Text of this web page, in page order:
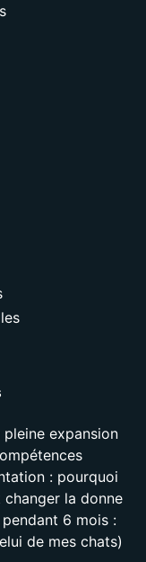
expansion
: pourquoi
la donne
6 mois :
de mes chats)